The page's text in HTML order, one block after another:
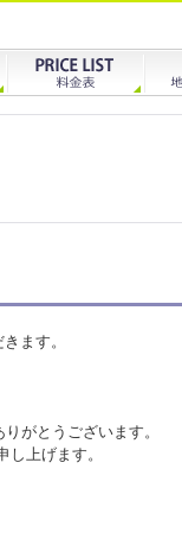
ます。
がとうございます。
上げます。